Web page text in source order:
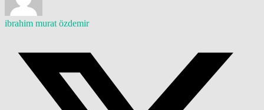
ibrahim murat özdemir